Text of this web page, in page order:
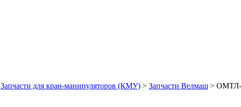
Запчасти для кран-манипуляторов (КМУ) > Запчасти Велмаш > ОМТЛ-